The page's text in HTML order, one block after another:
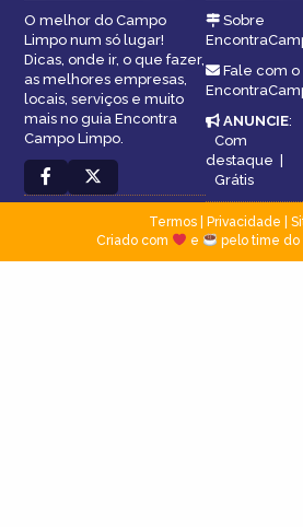
O melhor do Campo
Limpo num só lugar!
Dicas, onde ir, o que fazer,
as melhores empresas,
locais, serviços e muito
mais no guia Encontra
Campo Limpo.
Sobre
Fale com o
ANUNCIE:
Com
destaque |
Grátis
Termos| Privacidade
Criado com
e pelo time do